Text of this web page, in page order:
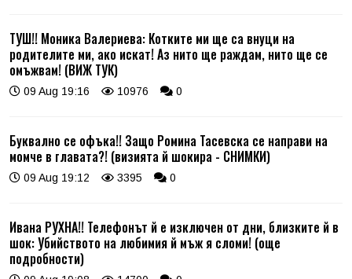
ТУШ!! Моника Валериева: Котките ми ще са внуци на
родителите ми, ако искат! Аз нито ще раждам, нито ще се
омъжвам! (ВИЖ ТУК)
09 Aug 19:16 10976 0
Буквално се офъка!! Защо Ромина Тасевска се направи на
момче в главата?! (визията й шокира - СНИМКИ)
09 Aug 19:12 3395 0
Ивана РУХНА!! Телефонът й е изключен от дни, близките й в
шок: Убийството на любимия й мъж я сломи! (още
подробности)